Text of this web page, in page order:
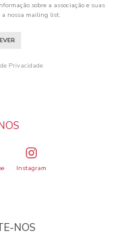
sobre a associação e suas
a nossa mailing list.
Privacidade
Instagram
NOS